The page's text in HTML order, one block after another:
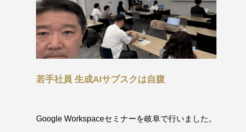
若手社員 生成AIサブスクは自腹
Google Workspaceセミナーを岐阜で行いました。